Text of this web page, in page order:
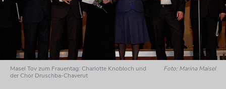
Masel Tov zum Frauentag: Charlotte Knobloch und
der Chor Druschba-Chaverut
Foto: Marina Maisel